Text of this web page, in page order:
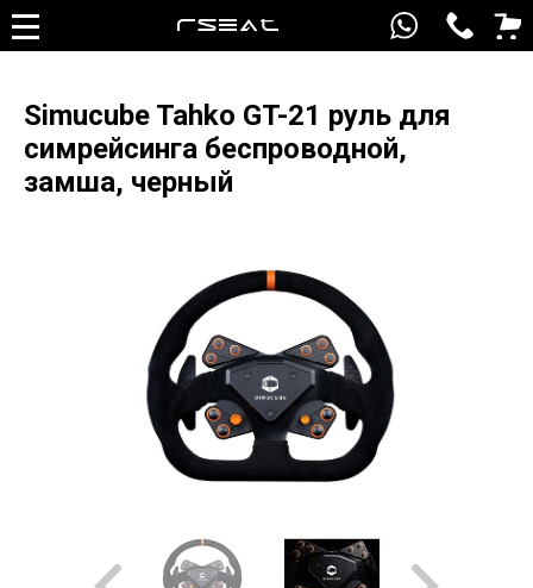
Simucube Tahko GT-21 руль для
симрейсинга беспроводной,
замша, черный